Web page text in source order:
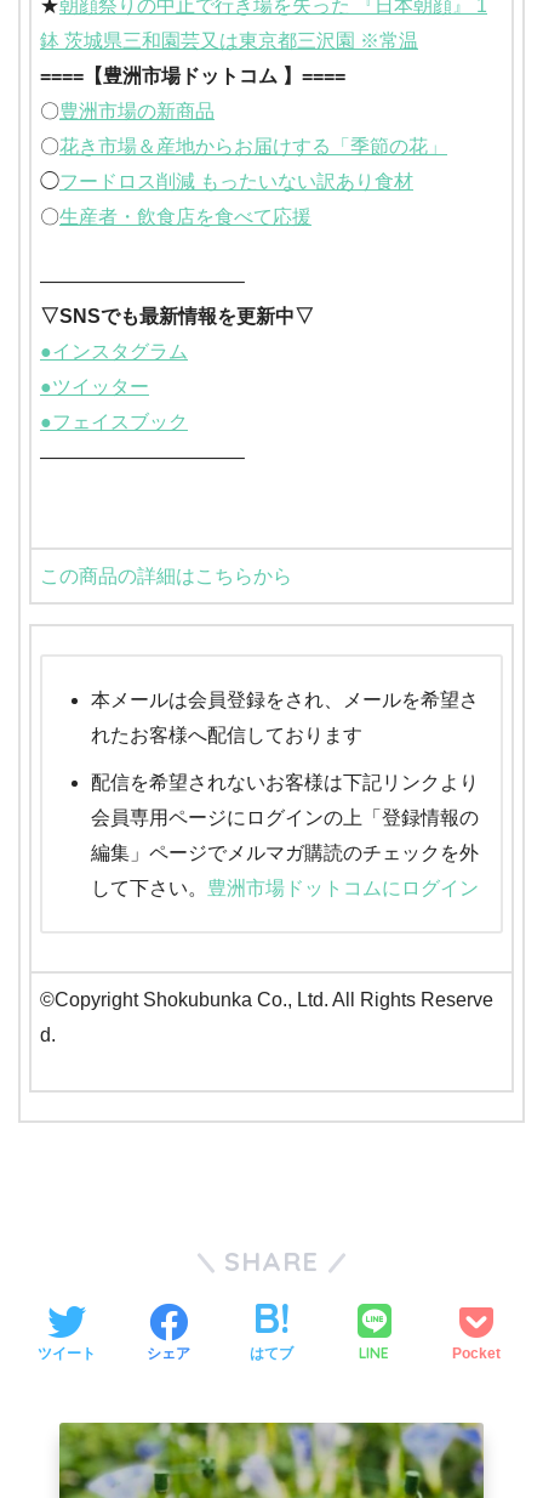
★朝顔祭りの中止で行き場を失った 『日本朝顔』 1
鉢 茨城県三和園芸又は東京都三沢園 ※常温
====【豊洲市場ドットコム 】====
〇豊洲市場の新商品
〇花き市場＆産地からお届けする「季節の花」
◯フードロス削減 もったいない訳あり食材
〇生産者・飲食店を食べて応援
——————————–
▽SNSでも最新情報を更新中▽
●インスタグラム
●ツイッター
●フェイスブック
——————————–
この商品の詳細はこちらから
本メールは会員登録をされ、メールを希望さ
れたお客様へ配信しております
配信を希望されないお客様は下記リンクより
会員専用ページにログインの上「登録情報の
編集」ページでメルマガ購読のチェックを外
して下さい。 豊洲市場ドットコムにログイン
©Copyright Shokubunka Co., Ltd. All Rights Reserve
d.
SHARE
ツイート シェア はてブ LINE Pocket